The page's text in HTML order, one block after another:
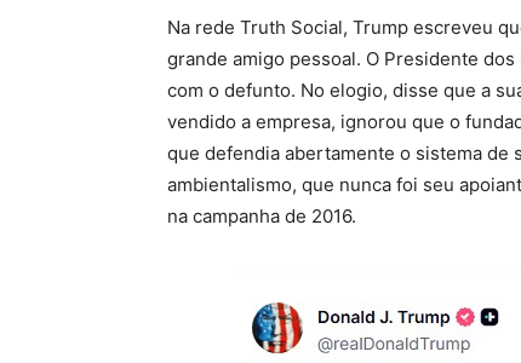
Na rede Truth Social, Trump escreveu
grande amigo pessoal. O Presidente
com o defunto. No elogio, disse que a
vendido a empresa, ignorou que o
que defendia abertamente o sistema de
ambientalismo, que nunca foi seu
na campanha de 2016.